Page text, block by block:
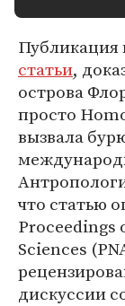
Публикация
статьи,
острова
просто
вызвала
что статью
Proceedings
Sciences
дискуссии